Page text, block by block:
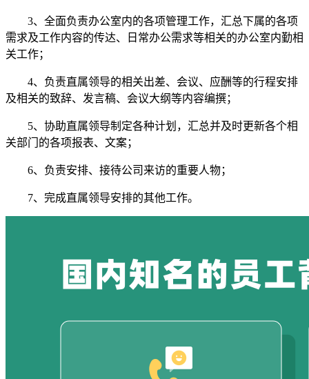
3、全面负责办公室内的各项管理工作，汇总下属的各项
需求及工作内容的传达、日常办公需求等相关的办公室内勤相
关工作；
4、负责直属领导的相关出差、会议、应酬等的行程安排
及相关的致辞、发言稿、会议大纲等内容编撰；
5、协助直属领导制定各种计划，汇总并及时更新各个相
关部门的各项报表、文案；
6、负责安排、接待公司来访的重要人物；
7、完成直属领导安排的其他工作。